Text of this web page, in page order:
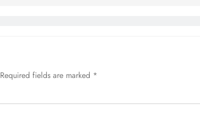
Required fields are marked *